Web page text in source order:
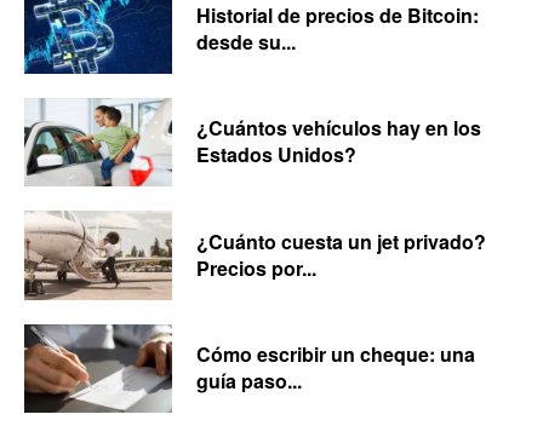
Historial de precios de Bitcoin:
desde su...
¿Cuántos vehículos hay en los
Estados Unidos?
¿Cuánto cuesta un jet privado?
Precios por...
Cómo escribir un cheque: una
guía paso...